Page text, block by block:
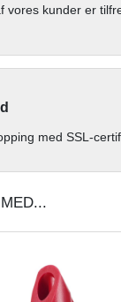
vores kunder er
med SSL-